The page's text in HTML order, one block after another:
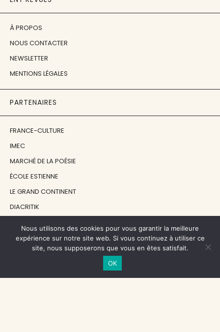
À PROPOS
NOUS CONTACTER
NEWSLETTER
MENTIONS LÉGALES
PARTENAIRES
FRANCE-CULTURE
IMEC
MARCHÉ DE LA POÉSIE
ÉCOLE ESTIENNE
LE GRAND CONTINENT
DIACRITIK
NOS SOUTIENS
CENTRE NATIONAL DU LIVRE
Nous utilisons des cookies pour vous garantir la meilleure
expérience sur notre site web. Si vous continuez à utiliser ce
site, nous supposerons que vous en êtes satisfait.
OK